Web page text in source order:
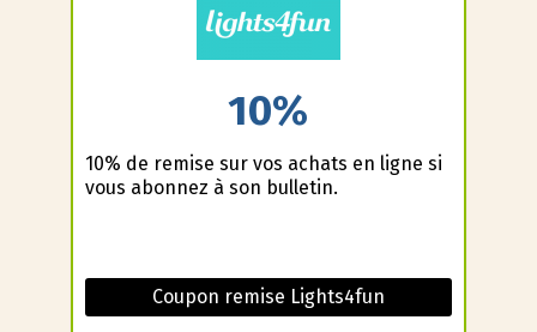
10%
10% de remise sur vos achats en ligne si
vous abonnez à son bulletin.
Coupon remise Lights4fun